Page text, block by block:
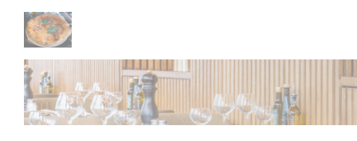
Painel de Gerenciamento de Cookies